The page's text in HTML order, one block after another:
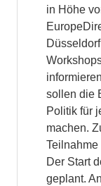
in Höhe
sollen die
Politik für
machen.
Der Start
geplant.